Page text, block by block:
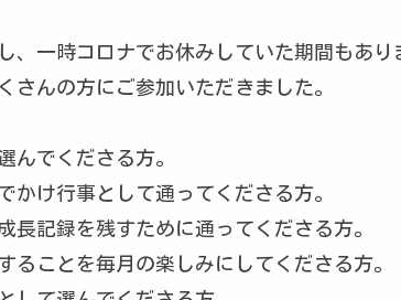
、一時コロナでお休みしていた期間もあり
さんの方にご参加いただきました。
んでくださる方。
かけ行事として通ってくださる方。
長記録を残すために通ってくださる方。
ることを毎月の楽しみにしてくださる方。